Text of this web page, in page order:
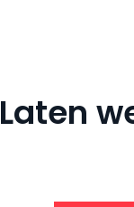
Laten